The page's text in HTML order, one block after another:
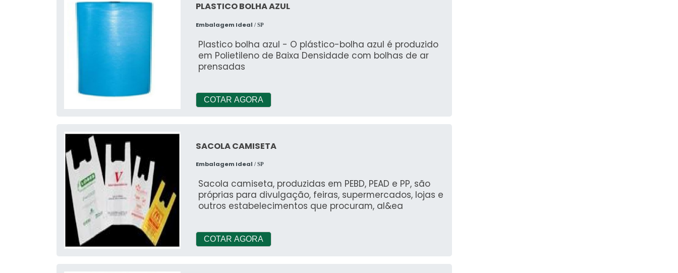
PLASTICO BOLHA AZUL
Embalagem Ideal / SP
Plastico bolha azul - O plástico-bolha azul é produzido
em Polietileno de Baixa Densidade com bolhas de ar
prensadas
COTAR AGORA
SACOLA CAMISETA
Embalagem Ideal / SP
Sacola camiseta, produzidas em PEBD, PEAD e PP, são
próprias para divulgação, feiras, supermercados, lojas e
outros estabelecimentos que procuram, al&ea
COTAR AGORA